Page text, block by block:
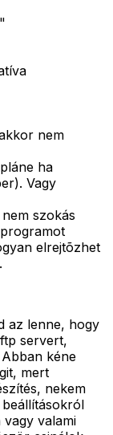
nem
ha
Vagy
szokás
elrejtõzhet
az lenne, hogy
servert,
kéne
mert
nekem
beállításokról
valami